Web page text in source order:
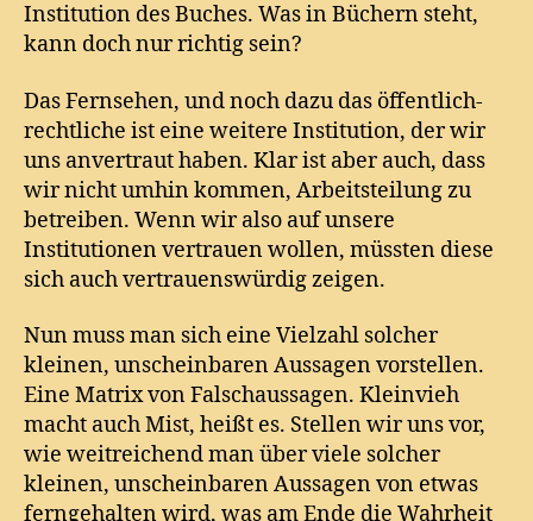
Institution des Buches. Was in Büchern steht,
kann doch nur richtig sein?
Das Fernsehen, und noch dazu das öffentlich-
rechtliche ist eine weitere Institution, der wir
uns anvertraut haben. Klar ist aber auch, dass
wir nicht umhin kommen, Arbeitsteilung zu
betreiben. Wenn wir also auf unsere
Institutionen vertrauen wollen, müssten diese
sich auch vertrauenswürdig zeigen.
Nun muss man sich eine Vielzahl solcher
kleinen, unscheinbaren Aussagen vorstellen.
Eine Matrix von Falschaussagen. Kleinvieh
macht auch Mist, heißt es. Stellen wir uns vor,
wie weitreichend man über viele solcher
kleinen, unscheinbaren Aussagen von etwas
ferngehalten wird, was am Ende die Wahrheit